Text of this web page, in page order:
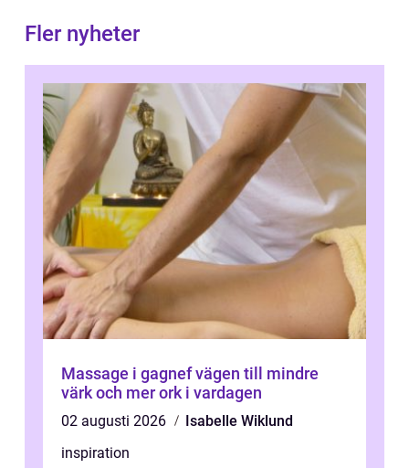
Fler nyheter
Massage i gagnef vägen till mindre
värk och mer ork i vardagen
02 augusti 2026
Isabelle Wiklund
inspiration